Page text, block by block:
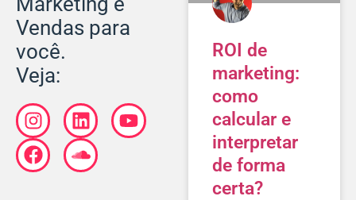
Vendas para
você.
Veja:
ROI de
marketing:
como
calcular e
interpretar
de forma
certa?